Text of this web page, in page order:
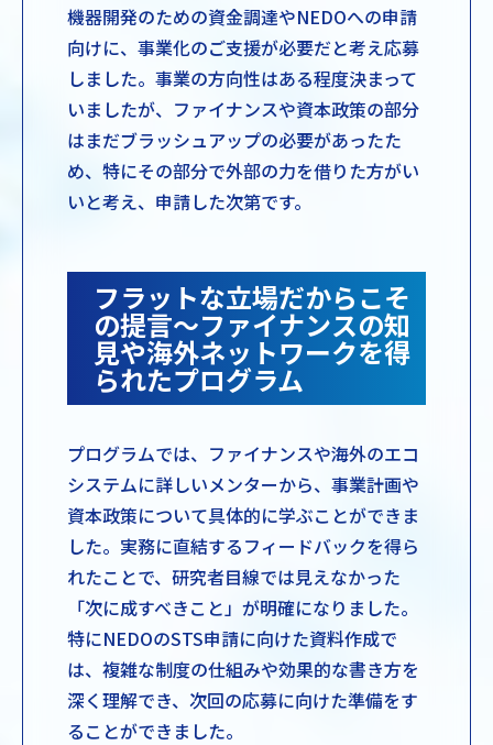
機器開発のための資金調達やNEDOへの申請
向けに、事業化のご支援が必要だと考え応募
しました。事業の方向性はある程度決まって
いましたが、ファイナンスや資本政策の部分
はまだブラッシュアップの必要があったた
め、特にその部分で外部の力を借りた方がい
いと考え、申請した次第です。
フラットな立場だからこそ
の提言～ファイナンスの知
見や海外ネットワークを得
られたプログラム
プログラムでは、ファイナンスや海外のエコ
システムに詳しいメンターから、事業計画や
資本政策について具体的に学ぶことができま
した。実務に直結するフィードバックを得ら
れたことで、研究者目線では見えなかった
「次に成すべきこと」が明確になりました。
特にNEDOのSTS申請に向けた資料作成で
は、複雑な制度の仕組みや効果的な書き方を
深く理解でき、次回の応募に向けた準備をす
ることができました。